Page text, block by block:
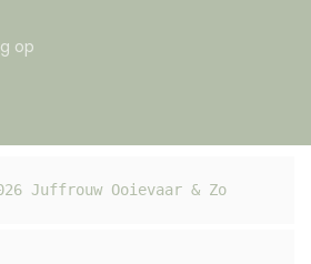
op
Juffrouw Ooievaar & Zo